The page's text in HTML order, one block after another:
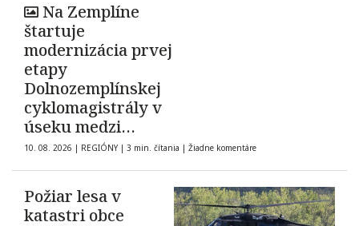
Na Zemplíne
štartuje
modernizácia prvej
etapy
Dolnozemplínskej
cyklomagistrály v
úseku medzi
obcami Borša a
Zatín
10. 08. 2026 | REGIÓNY | 3 min. čítania | Žiadne komentáre
Požiar lesa v
katastri obce